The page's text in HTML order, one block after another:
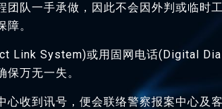
团队一手承做，因此不会因外判或临时
。
Link System)或用固网电话(Digital
万无一失。
收到讯号，便会联络警察报案中心及客